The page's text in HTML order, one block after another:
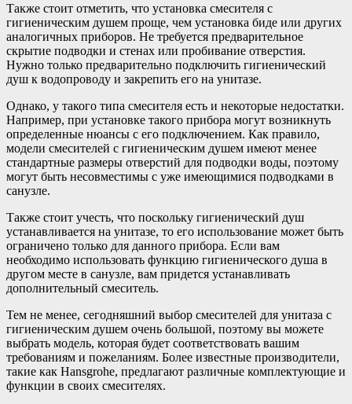
Также стоит отметить, что установка смесителя с
гигиеническим душем проще, чем установка биде или других
аналогичных приборов. Не требуется предварительное
скрытие подводки и стенах или пробивание отверстия.
Нужно только предварительно подключить гигиенический
душ к водопроводу и закрепить его на унитазе.
Однако, у такого типа смесителя есть и некоторые недостатки.
Например, при установке такого прибора могут возникнуть
определенные нюансы с его подключением. Как правило,
модели смесителей с гигиеническим душем имеют менее
стандартные размеры отверстий для подводки воды, поэтому
могут быть несовместимы с уже имеющимися подводками в
санузле.
Также стоит учесть, что поскольку гигиенический душ
устанавливается на унитазе, то его использование может быть
ограничено только для данного прибора. Если вам
необходимо использовать функцию гигиенического душа в
другом месте в санузле, вам придется устанавливать
дополнительный смеситель.
Тем не менее, сегодняшний выбор смесителей для унитаза с
гигиеническим душем очень большой, поэтому вы можете
выбрать модель, которая будет соответствовать вашим
требованиям и пожеланиям. Более известные производители,
такие как Hansgrohe, предлагают различные комплектующие и
функции в своих смесителях.